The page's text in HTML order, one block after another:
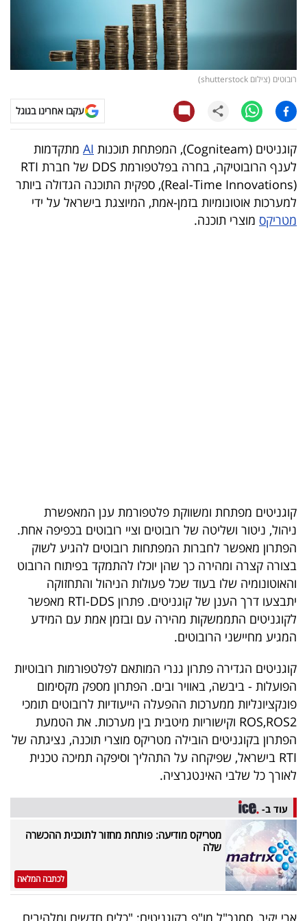
עסקי
ספורט
קריירה
ולימודים
מינויים
הכלכלי
פודקאסט
40
UNDER
40
שיתופי
פעולה
דרושים
ניוזלטרים
מייל
אדום
רובוטים (צילום shutterstock)
עקבו אחרינו בגוגל
קוגניטים (Cogniteam), המפתחת תוכנות AI מתקדמות
לענף הרובוטיקה, בחרה בפלטפורמת DDS של חברת RTI
(Real-Time Innovations), ספקית התוכנה הגדולה ביותר
למערכות אוטונומיות בזמן-אמת, המיוצגת בישראל על ידי
מטריקס מוצרי תוכנה.
קוגניטים מפתחת ומשווקת פלטפורמת ענן המאפשרת
ניהול, ניטור ושליטה של רובוטים וציי רובוטים בכפיפה אחת.
הפתרון מאפשר לחברות המפתחות רובוטים להגיע לשוק
בצורה קצרה ומהירה כך שהן יוכלו להתמקד בפיתוח הרובוט
והאוטונומיה שלו בעוד שכל פעולות הניהול והתחזוקה
יתבצעו דרך הענן של קוגניטים. פתרון RTI-DDS מאפשר
לקוגניטים התממשקות מהירה עם ובזמן אמת עם המידע
המגיע מחיישני הרובוטים.
קוגניטים הגדירה פתרון גנרי המותאם לפלטפורמות רובוטיות
הפועלות - ביבשה, באוויר ובים. הפתרון מספק מקסימום
פונקציונליות ממערכות ההפעלה הייעודיות לרובוטים תומכי
ROS,ROS2 וקישוריות מיטבית בין מערכות. את הטמעת
הפתרון בקוגניטים הובילה מטריקס מוצרי תוכנה, נציגתה של
RTI בישראל, שפיקחה על התהליך וסיפקה תמיכה טכנית
לאורך כל שלבי האינטגרציה.
עוד ב-
מטריקס מודיעה: פותחת מחזור לתוכנית ההכשרה
שלה
לכתבה המלאה